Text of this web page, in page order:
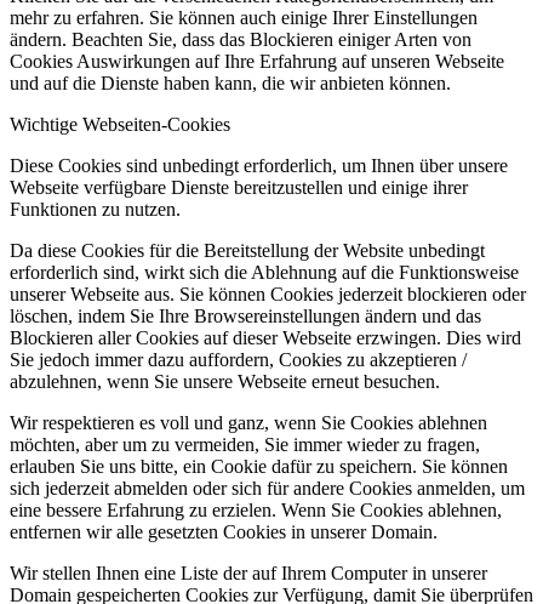
mehr zu erfahren. Sie können auch einige Ihrer Einstellungen
ändern. Beachten Sie, dass das Blockieren einiger Arten von
Cookies Auswirkungen auf Ihre Erfahrung auf unseren Webseite
und auf die Dienste haben kann, die wir anbieten können.
Wichtige Webseiten-Cookies
Diese Cookies sind unbedingt erforderlich, um Ihnen über unsere
Webseite verfügbare Dienste bereitzustellen und einige ihrer
Funktionen zu nutzen.
Da diese Cookies für die Bereitstellung der Website unbedingt
erforderlich sind, wirkt sich die Ablehnung auf die Funktionsweise
unserer Webseite aus. Sie können Cookies jederzeit blockieren oder
löschen, indem Sie Ihre Browsereinstellungen ändern und das
Blockieren aller Cookies auf dieser Webseite erzwingen. Dies wird
Sie jedoch immer dazu auffordern, Cookies zu akzeptieren /
abzulehnen, wenn Sie unsere Webseite erneut besuchen.
Wir respektieren es voll und ganz, wenn Sie Cookies ablehnen
möchten, aber um zu vermeiden, Sie immer wieder zu fragen,
erlauben Sie uns bitte, ein Cookie dafür zu speichern. Sie können
sich jederzeit abmelden oder sich für andere Cookies anmelden, um
eine bessere Erfahrung zu erzielen. Wenn Sie Cookies ablehnen,
entfernen wir alle gesetzten Cookies in unserer Domain.
Wir stellen Ihnen eine Liste der auf Ihrem Computer in unserer
Domain gespeicherten Cookies zur Verfügung, damit Sie überprüfen